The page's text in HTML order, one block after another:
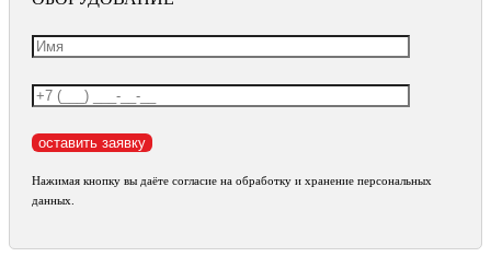
Нажимая кнопку вы даёте согласие на обработку и хранение персональных
данных.